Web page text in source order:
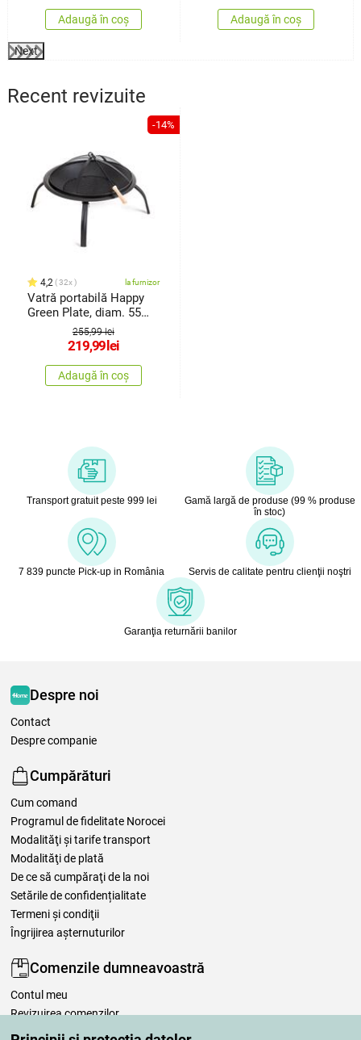
Adaugă în coș Adaugă în coș
Next
Recent revizuite
-14%
4,2 32x la furnizor
Vatră portabilă Happy
Green Plate, diam. 55
255,99 lei
219,99 lei
Adaugă în coș
Transport gratuit peste 999 lei
Gamă largă de produse (99 % produse
în stoc)
7 839 puncte Pick-up in România Servis de calitate pentru clienţii noştri
Garanţia returnării banilor
Despre noi
Contact
Despre companie
Cumpărături
Cum comand
Programul de fidelitate Norocei
Modalităţi şi tarife transport
Modalităţi de plată
De ce să cumpăraţi de la noi
Setările de confidențialitate
Termeni şi condiţii
Îngrijirea așternuturilor
Comenzile dumneavoastră
Contul meu
Revizuirea comenzilor
Reclamaţii